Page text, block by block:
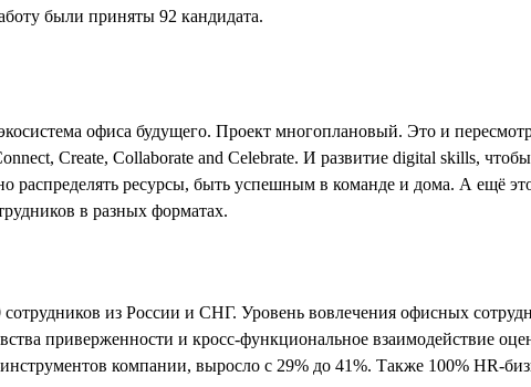
были приняты 92 кандидата.
офиса будущего. Проект многоплановый. Это и
Create, Collaborate and Celebrate. И развитие digital skills,
ресурсы, быть успешным в команде и дома. А ещё
в разных форматах.
из России и СНГ. Уровень вовлечения офисных
приверженности и кросс-функциональное взаимодействие
компании, выросло с 29% до 41%. Также 100% HR-